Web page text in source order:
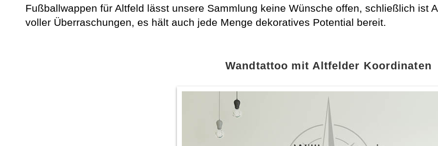
Fußballwappen für Altfeld lässt unsere Sammlung keine Wünsche offen, schließlich ist
voller Überraschungen, es hält auch jede Menge dekoratives Potential bereit.
Wandtattoo mit Altfelder Koordinaten